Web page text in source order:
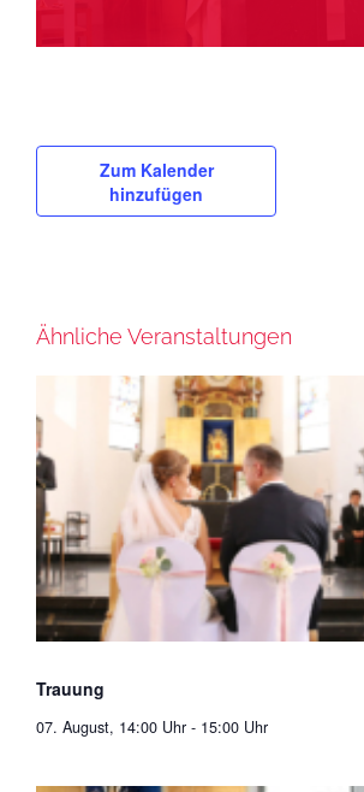
Zum Kalender
hinzufügen
Ähnliche Veranstaltungen
Trauung
07. August, 14:00 Uhr - 15:00 Uhr